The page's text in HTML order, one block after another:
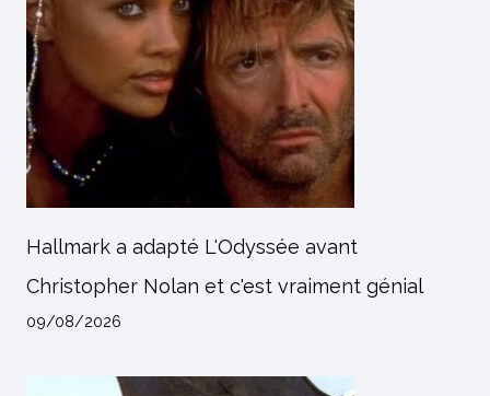
Hallmark a adapté L'Odyssée avant
Christopher Nolan et c'est vraiment génial
09/08/2026